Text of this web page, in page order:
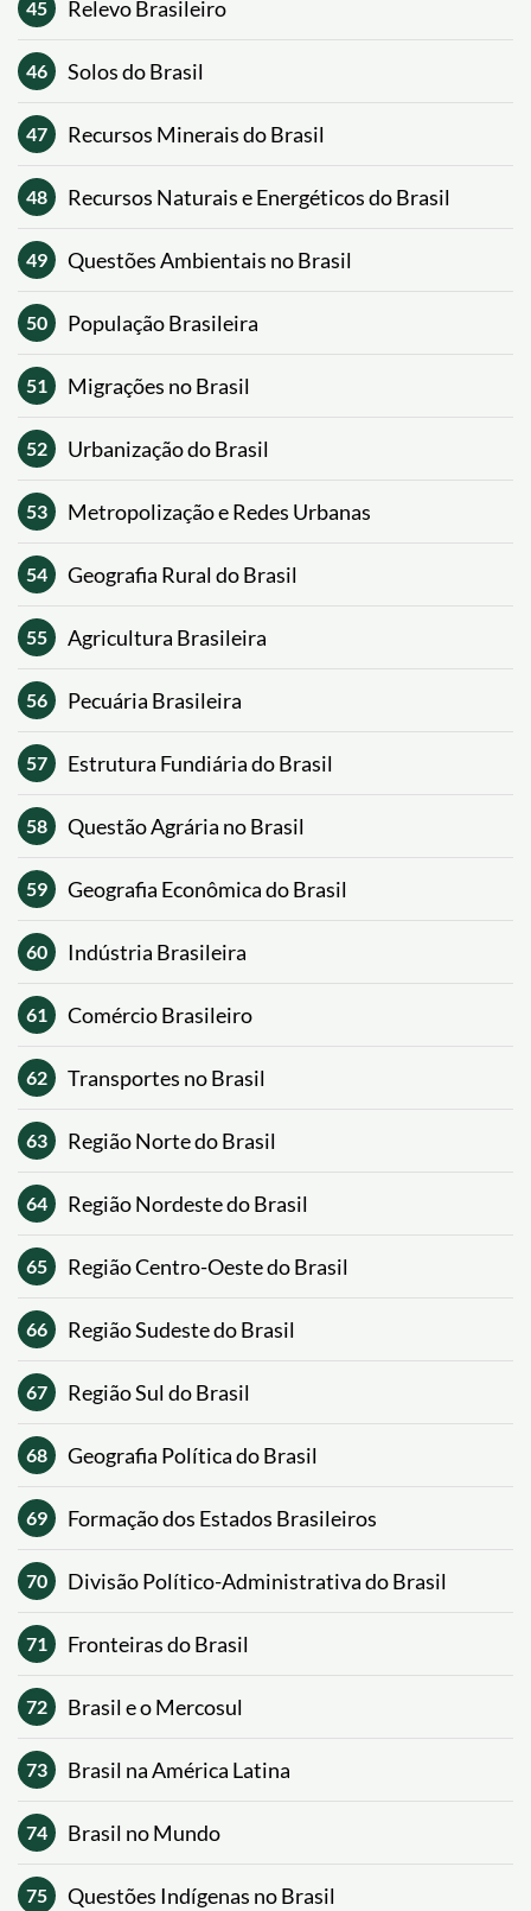
45 Relevo Brasileiro
46 Solos do Brasil
47 Recursos Minerais do Brasil
48 Recursos Naturais e Energéticos do Brasil
49 Questões Ambientais no Brasil
50 População Brasileira
51 Migrações no Brasil
52 Urbanização do Brasil
53 Metropolização e Redes Urbanas
54 Geografia Rural do Brasil
55 Agricultura Brasileira
56 Pecuária Brasileira
57 Estrutura Fundiária do Brasil
58 Questão Agrária no Brasil
59 Geografia Econômica do Brasil
60 Indústria Brasileira
61 Comércio Brasileiro
62 Transportes no Brasil
63 Região Norte do Brasil
64 Região Nordeste do Brasil
65 Região Centro-Oeste do Brasil
66 Região Sudeste do Brasil
67 Região Sul do Brasil
68 Geografia Política do Brasil
69 Formação dos Estados Brasileiros
70 Divisão Político-Administrativa do Brasil
71 Fronteiras do Brasil
72 Brasil e o Mercosul
73 Brasil na América Latina
74 Brasil no Mundo
75 Questões Indígenas no Brasil